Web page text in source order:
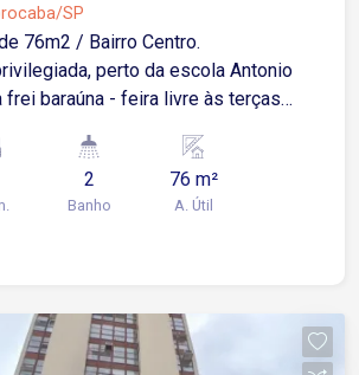
SP
76m2 / Bairro Centro.
perto da escola Antonio
frei baraúna - feira livre às terças
sala com mini sacada, 1 banheiro
área de serviço com WC. Não
garagem. Vende como está -
2
Banho
76 m²
A. Útil